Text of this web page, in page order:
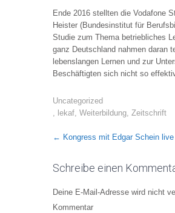
Ende 2016 stellten die Vodafone
Heister (Bundesinstitut für
Studie zum Thema betriebliches
ganz Deutschland nahmen daran
lebenslangen Lernen und zur
Beschäftigten sich nicht so
Uncategorized
, lekaf, Weiterbildung, Zeitschrift
Post
← Kongress mit Edgar Schein
Schreibe einen
Deine E-Mail-Adresse wird nicht
Kommentar